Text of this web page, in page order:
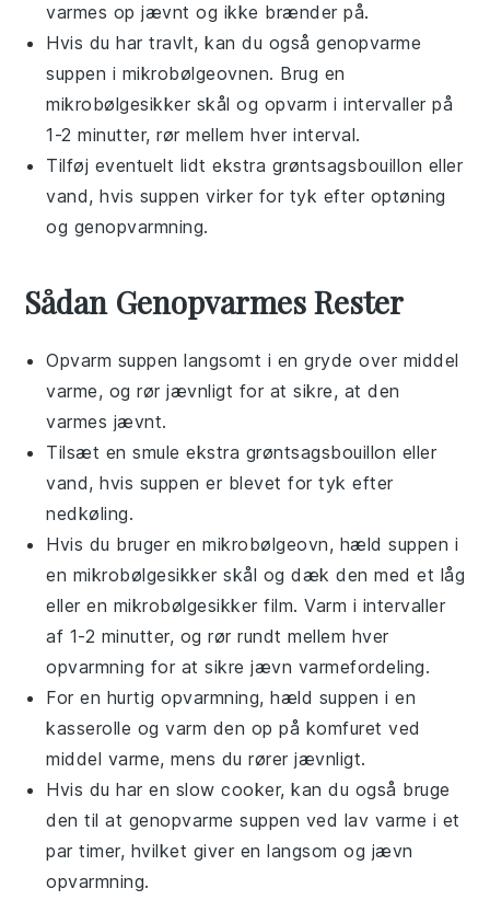
varmes op jævnt og ikke brænder på.
Hvis du har travlt, kan du også genopvarme
suppen i mikrobølgeovnen. Brug en
mikrobølgesikker skål og opvarm i intervaller på
1-2 minutter, rør mellem hver interval.
Tilføj eventuelt lidt ekstra grøntsagsbouillon eller
vand, hvis suppen virker for tyk efter optøning
og genopvarmning.
Sådan Genopvarmes Rester
Opvarm suppen langsomt i en gryde over middel
varme, og rør jævnligt for at sikre, at den
varmes jævnt.
Tilsæt en smule ekstra grøntsagsbouillon eller
vand, hvis suppen er blevet for tyk efter
nedkøling.
Hvis du bruger en mikrobølgeovn, hældsuppen i
en mikrobølgesikker skål og dæk den med et låg
eller en mikrobølgesikker film. Varm i intervaller
af 1-2 minutter, og rør rundt mellem hver
opvarmning for at sikre jævn varmefordeling.
For en hurtig opvarmning, hæld suppen i en
kasserolle og varm den op på komfuret ved
middel varme, mens du rører jævnligt.
Hvis du har en slow cooker, kan du også bruge
den til at genopvarmesuppen ved lav varme i et
par timer, hvilket giver en langsom og jævn
opvarmning.